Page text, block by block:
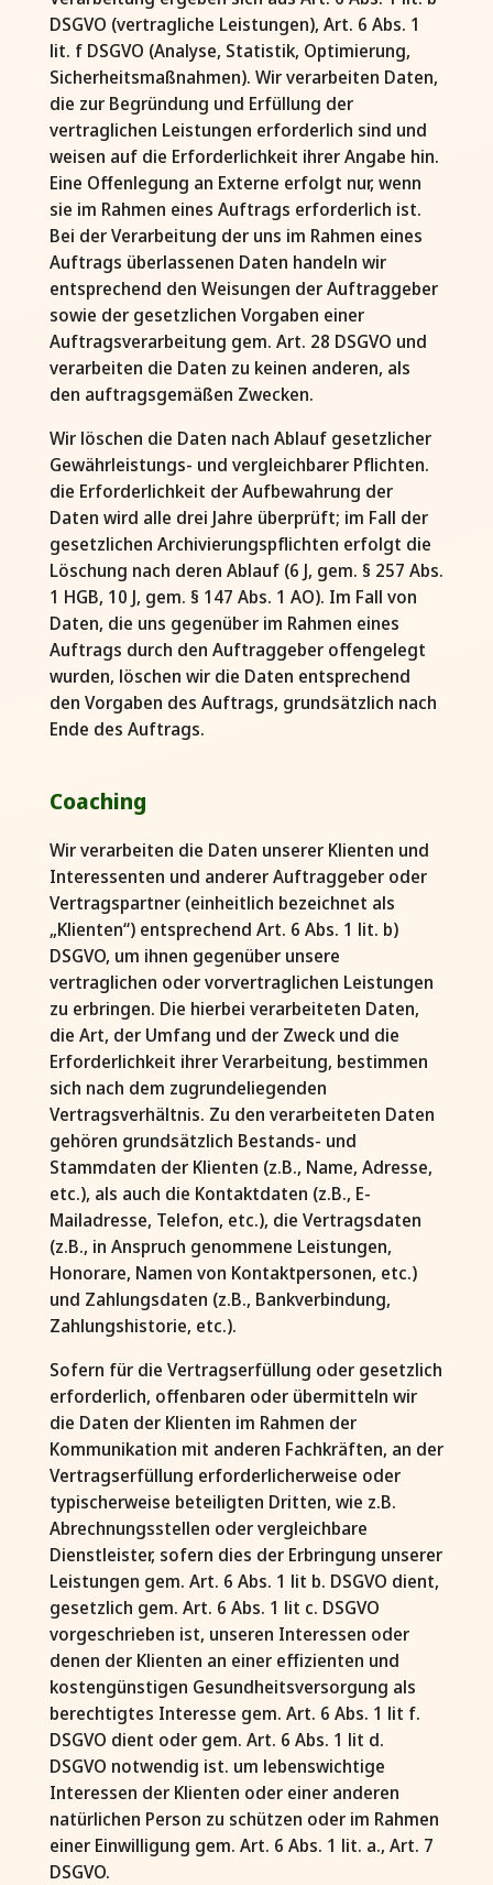
DSGVO (vertragliche Leistungen), Art. 6 Abs. 1
lit. f DSGVO (Analyse, Statistik, Optimierung,
Sicherheitsmaßnahmen). Wir verarbeiten Daten,
die zur Begründung und Erfüllung der
vertraglichen Leistungen erforderlich sind und
weisen auf die Erforderlichkeit ihrer Angabe hin.
Eine Offenlegung an Externe erfolgt nur, wenn
sie im Rahmen eines Auftrags erforderlich ist.
Bei der Verarbeitung der uns im Rahmen eines
Auftrags überlassenen Daten handeln wir
entsprechend den Weisungen der Auftraggeber
sowie der gesetzlichen Vorgaben einer
Auftragsverarbeitung gem. Art. 28 DSGVO und
verarbeiten die Daten zu keinen anderen, als
den auftragsgemäßen Zwecken.
Wir löschen die Daten nach Ablauf gesetzlicher
Gewährleistungs- und vergleichbarer Pflichten.
die Erforderlichkeit der Aufbewahrung der
Daten wird alle drei Jahre überprüft; im Fall der
gesetzlichen Archivierungspflichten erfolgt die
Löschung nach deren Ablauf (6 J, gem. § 257 Abs.
1 HGB, 10 J, gem. § 147 Abs. 1 AO). Im Fall von
Daten, die uns gegenüber im Rahmen eines
Auftrags durch den Auftraggeber offengelegt
wurden, löschen wir die Daten entsprechend
den Vorgaben des Auftrags, grundsätzlich nach
Ende des Auftrags.
Coaching
Wir verarbeiten die Daten unserer Klienten und
Interessenten und anderer Auftraggeber oder
Vertragspartner (einheitlich bezeichnet als
„Klienten“) entsprechend Art. 6 Abs. 1 lit. b)
DSGVO, um ihnen gegenüber unsere
vertraglichen oder vorvertraglichen Leistungen
zu erbringen. Die hierbei verarbeiteten Daten,
die Art, der Umfang und der Zweck und die
Erforderlichkeit ihrer Verarbeitung, bestimmen
sich nach dem zugrundeliegenden
Vertragsverhältnis. Zu den verarbeiteten Daten
gehören grundsätzlich Bestands- und
Stammdaten der Klienten (z.B., Name, Adresse,
etc.), als auch die Kontaktdaten (z.B., E-
Mailadresse, Telefon, etc.), die Vertragsdaten
(z.B., in Anspruch genommene Leistungen,
Honorare, Namen von Kontaktpersonen, etc.)
und Zahlungsdaten (z.B., Bankverbindung,
Zahlungshistorie, etc.).
Sofern für die Vertragserfüllung oder gesetzlich
erforderlich, offenbaren oder übermitteln wir
die Daten der Klienten im Rahmen der
Kommunikation mit anderen Fachkräften, an der
Vertragserfüllung erforderlicherweise oder
typischerweise beteiligten Dritten, wie z.B.
Abrechnungsstellen oder vergleichbare
Dienstleister, sofern dies der Erbringung unserer
Leistungen gem. Art. 6 Abs. 1 lit b. DSGVO dient,
gesetzlich gem. Art. 6 Abs. 1 lit c. DSGVO
vorgeschrieben ist, unseren Interessen oder
denen der Klienten an einer effizienten und
kostengünstigen Gesundheitsversorgung als
berechtigtes Interesse gem. Art. 6 Abs. 1 lit f.
DSGVO dient oder gem. Art. 6 Abs. 1 lit d.
DSGVO notwendig ist. um lebenswichtige
Interessen der Klienten oder einer anderen
natürlichen Person zu schützen oder im Rahmen
einer Einwilligung gem. Art. 6 Abs. 1 lit. a., Art. 7
DSGVO.